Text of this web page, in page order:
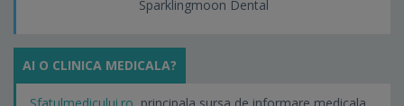
Sparklingmoon Dental
AI O CLINICA MEDICALA?